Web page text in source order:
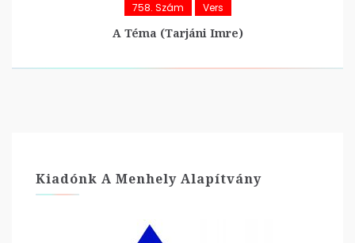
758. Szám Vers
A Téma (Tarjáni Imre)
Kiadónk A Menhely Alapítvány